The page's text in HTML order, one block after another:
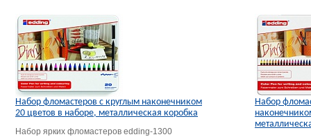
Набор фломастеров с круглым наконечником
20 цветов в наборе, металлическая коробка
Набор ярких фломастеров edding-1300
Набор